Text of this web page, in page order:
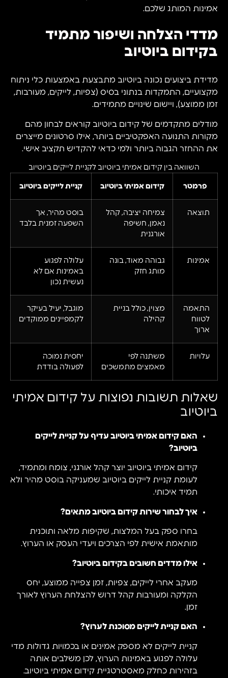
אמינות המותג שלכם.
מדדי הצלחה ושיפור מתמיד
בקידום ביוטיוב
מדידת ביצועים נכונה ביוטיוב מתבצעת באמצעות כלי ניתוח
מקצועיים, התמקדות בנתוני בסיס (צפיות, לייקים, מעורבות,
זמן ממוצע), ויישום שינויים מתמידים.
מודלים מתקדמים של קידום ביוטיוב קוראים לבחון מהם
מקורות התנועה האפקטיביים ביותר, אילו סרטונים מייצרים
את ההחזר הגבוה ביותר ולמי כדאי להקדיש תקציב אישי.
השוואה בין קידום אמיתי ביוטיוב לקניית לייקים ביוטיוב
פרמטר קידום אמיתי ביוטיוב קניית לייקים ביוטיוב
תוצאה
צמיחה יציבה, קהל
נאמן, חשיפה
אורגנית
בוסט מהיר, אך
השפעה זמנית בלבד
אמינות
גבוהה מאוד, בונה
מותג חזק
עלולה לפגוע
באמינות אם לא
נעשית נכון
התאמה
לטווח
ארוך
מצוין, כולל בניית
קהילה
מוגבל, יעיל בעיקר
לקמפיינים ממוקדים
עלויות
משתנה לפי
מאמצים מתמשכים
יחסית נמוכה
לפעולה בודדת
שאלות תשובות נפוצות על קידום אמיתי
ביוטיוב
האם קידום אמיתי ביוטיוב עדיף על קניית לייקים
ביוטיוב?
קידום אמיתי ביוטיוב יוצר קהל אורגני, צומח ומתמיד,
לעומת קניית לייקים ביוטיוב שמעניקה בוסט מהיר ולא
תמיד איכותי.
איך לבחור שירות קידום ביוטיוב מתאים?
בחרו ספק בעל המלצות, שקיפות מלאה ותוכנית
מותאמת אישית לפי הצרכים ויעדי העסק או הערוץ.
אילו מדדים חשובים בקידום ביוטיוב?
מעקב אחרי לייקים, צפיות, זמן צפייה ממוצע, יחס
הקלקה ומעורבות קהל דרוש להצלחת הערוץ לאורך
זמן.
האם קניית לייקים מסוכנת לערוץ?
קניית לייקים לא מספק אמינים או בכמויות גדולות מדי
עלולה לפגוע באמינות הערוץ, לכן משלבים אותה
בזהירות כחלק מאסטרטגיית קידום אמיתי ביוטיוב.